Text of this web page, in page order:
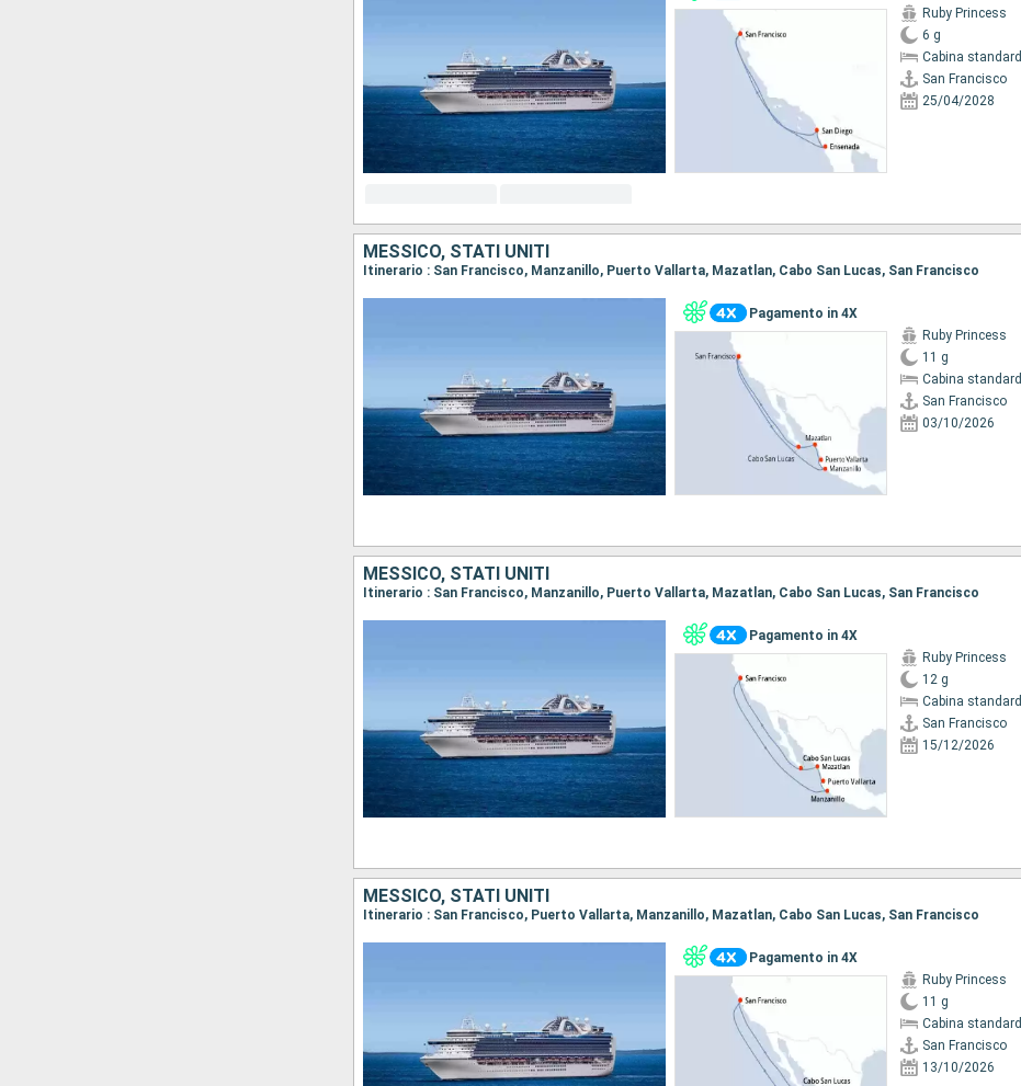
Ruby Princess
6 g
Cabina standard
San Francisco
25/04/2028
MESSICO, STATI UNITI
Itinerario : San Francisco, Manzanillo, Puerto Vallarta, Mazatlan, Cabo San Lucas, San Francisco
Pagamento in 4X
Ruby Princess
11 g
Cabina standard
San Francisco
03/10/2026
MESSICO, STATI UNITI
Itinerario : San Francisco, Manzanillo, Puerto Vallarta, Mazatlan, Cabo San Lucas, San Francisco
Pagamento in 4X
Ruby Princess
12 g
Cabina standard
San Francisco
15/12/2026
MESSICO, STATI UNITI
Itinerario : San Francisco, Puerto Vallarta, Manzanillo, Mazatlan, Cabo San Lucas, San Francisco
Pagamento in 4X
Ruby Princess
11 g
Cabina standard
San Francisco
13/10/2026